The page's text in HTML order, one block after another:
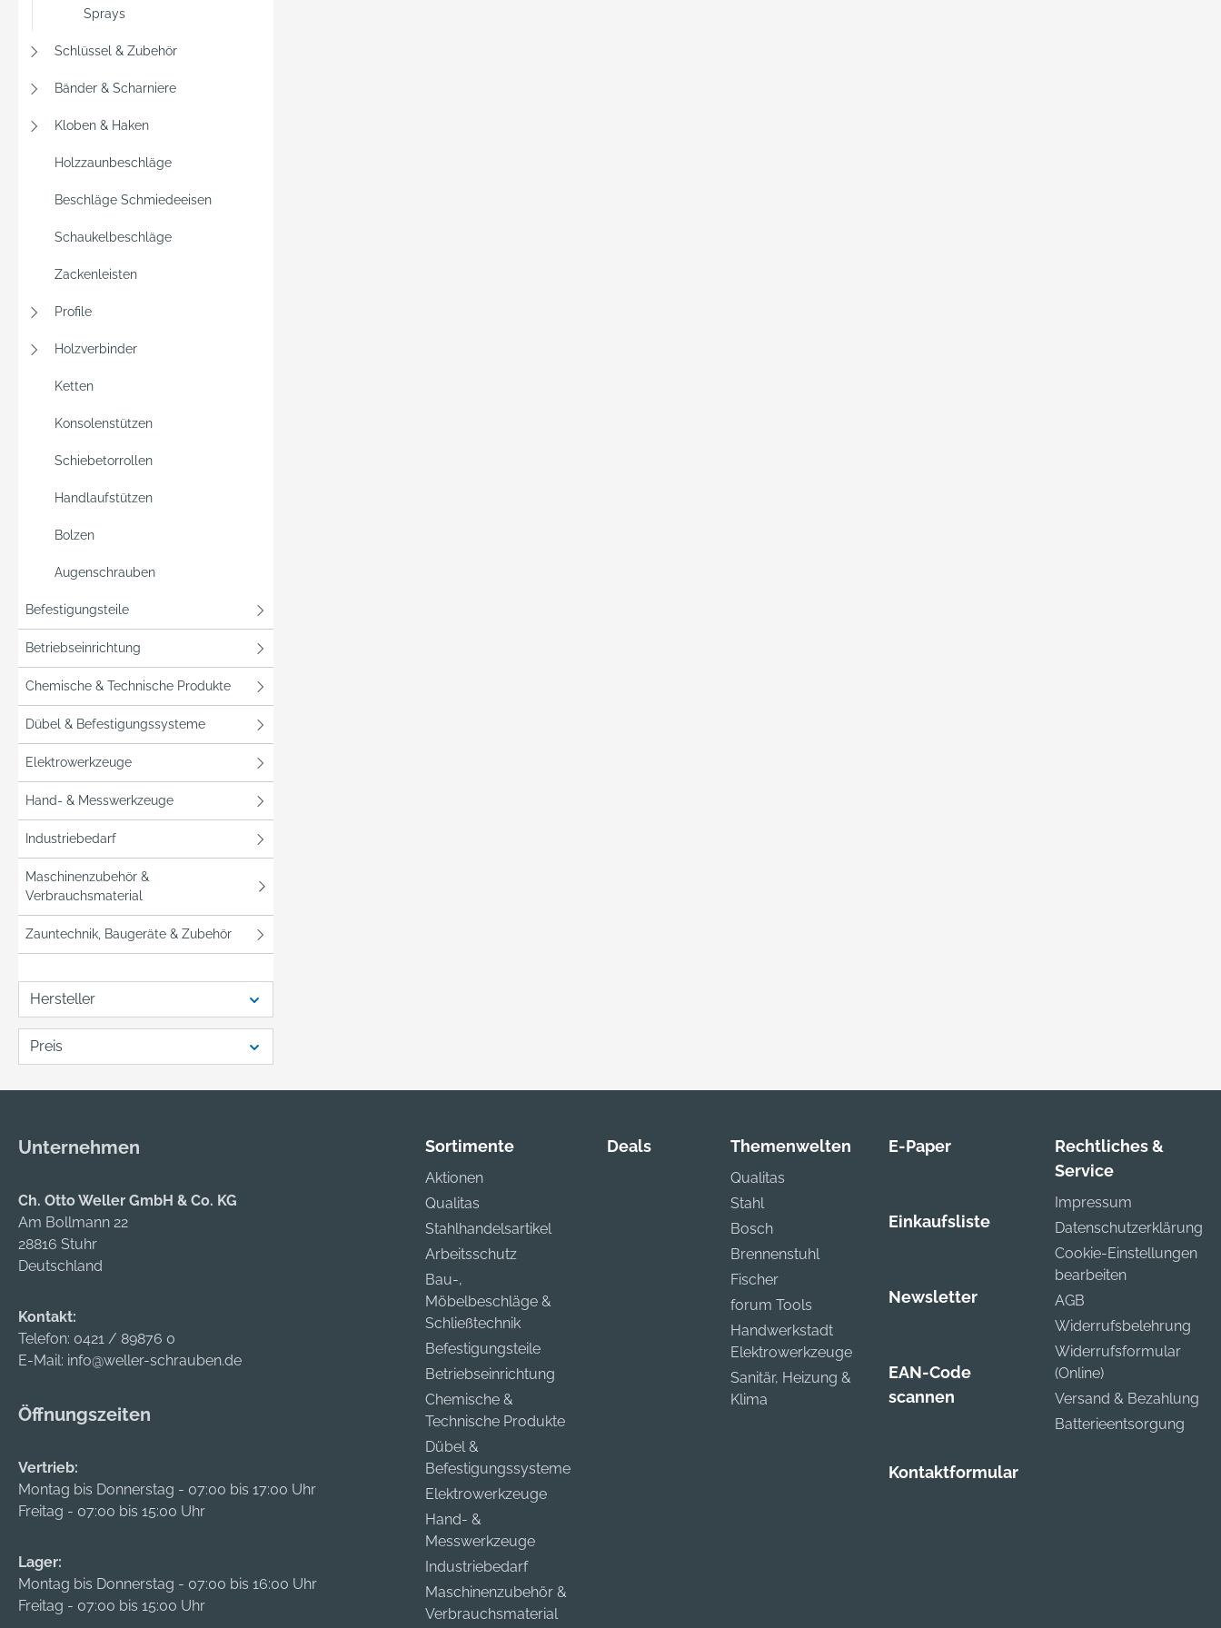
Sprays
Schlüssel & Zubehör
Bänder & Scharniere
Kloben & Haken
Holzzaunbeschläge
Beschläge Schmiedeeisen
Schaukelbeschläge
Zackenleisten
Profile
Holzverbinder
Ketten
Konsolenstützen
Schiebetorrollen
Handlaufstützen
Bolzen
Augenschrauben
Befestigungsteile
Betriebseinrichtung
Chemische & Technische Produkte
Dübel & Befestigungssysteme
Elektrowerkzeuge
Hand- & Messwerkzeuge
Industriebedarf
Maschinenzubehör &
Verbrauchsmaterial
Zauntechnik, Baugeräte & Zubehör
Hersteller
Preis
Unternehmen
Ch. Otto Weller GmbH & Co. KG
Am Bollmann 22
28816 Stuhr
Deutschland
Kontakt:
Telefon: 0421 / 89876 0
E-Mail: info@weller-schrauben.de
Öffnungszeiten
Vertrieb:
Montag bis Donnerstag - 07:00 bis 17:00 Uhr
Freitag - 07:00 bis 15:00 Uhr
Lager:
Montag bis Donnerstag - 07:00 bis 16:00 Uhr
Freitag - 07:00 bis 15:00 Uhr
Sortimente
Aktionen
Qualitas
Stahlhandelsartikel
Arbeitsschutz
Bau-,
Möbelbeschläge &
Schließtechnik
Befestigungsteile
Betriebseinrichtung
Chemische &
Technische Produkte
Dübel &
Befestigungssysteme
Elektrowerkzeuge
Hand- &
Messwerkzeuge
Industriebedarf
Maschinenzubehör &
Verbrauchsmaterial
Deals Themenwelten
Qualitas
Stahl
Bosch
Brennenstuhl
Fischer
forum Tools
Handwerkstadt
Elektrowerkzeuge
Sanitär, Heizung &
Klima
E-Paper
Einkaufsliste
Newsletter
EAN-Code
scannen
Kontaktformular
Rechtliches &
Service
Impressum
Datenschutzerklärung
Cookie-Einstellungen
bearbeiten
AGB
Widerrufsbelehrung
Widerrufsformular
(Online)
Versand & Bezahlung
Batterieentsorgung